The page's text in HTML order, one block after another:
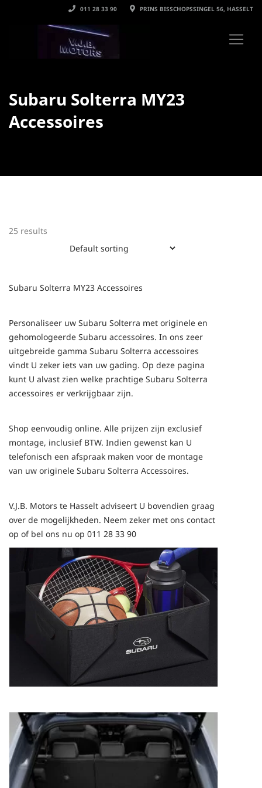
011 28 33 90 PRINS BISSCHOPSSINGEL 56, HASSELT
Subaru Solterra MY23
Accessoires
25 results
Subaru Solterra MY23 Accessoires
Personaliseer uw Subaru Solterra met originele en
gehomologeerde Subaru accessoires. In ons zeer
uitgebreide gamma Subaru Solterra accessoires
vindt U zeker iets van uw gading. Op deze pagina
kunt U alvast zien welke prachtige Subaru Solterra
accessoires er verkrijgbaar zijn.
Shop eenvoudig online. Alle prijzen zijn exclusief
montage, inclusief BTW. Indien gewenst kan U
telefonisch een afspraak maken voor de montage
van uw originele Subaru Solterra Accessoires.
V.J.B. Motors te Hasselt adviseert U bovendien graag
over de mogelijkheden. Neem zeker met ons contact
op of bel ons nu op 011 28 33 90
Bagagebox Subaru
62,21€
Bagagemat Subaru Solterra
90,83 € - 136,21€Prijsklasse:
90,83 €
136,21 €
Dit
product